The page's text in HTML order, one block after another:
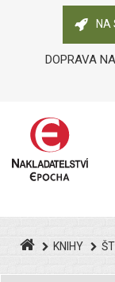
NA
DOPRAVA
KNIHY